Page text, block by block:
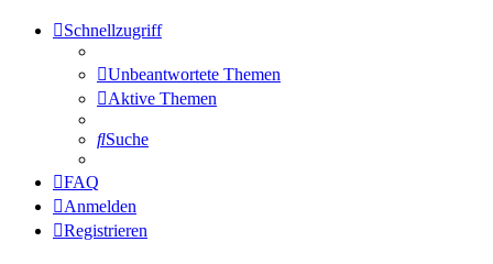
Schnellzugriff
Unbeantwortete Themen
Aktive Themen
Suche
FAQ
Anmelden
Registrieren